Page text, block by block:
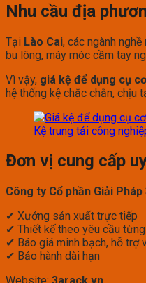
Nhu cầu địa
Tại Lào Cai, các ngành
bu lông, máy móc cầm tay
Vì vậy, giá kệ để dụng cụ
hệ thống kệ chắc chắn, chịu
Kệ trung tải công
Đơn vị cung cấp
Công ty Cổ phần Giải Pháp
✔ Xưởng sản xuất trực tiếp
✔ Thiết kế theo yêu cầu
✔ Báo giá minh bạch, hỗ trợ
✔ Bảo hành dài hạn